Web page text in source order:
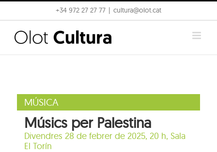
to
content
+34 972 27 27 77 cultura@olot.cat
MÚSICA
Músics per Palestina
Divendres 28 de febrer de 2025, 20 h, Sala
El Torín